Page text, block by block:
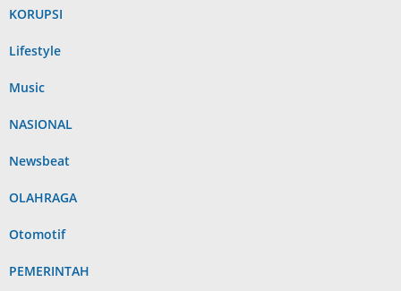
KORUPSI
Lifestyle
Music
NASIONAL
Newsbeat
OLAHRAGA
Otomotif
PEMERINTAH